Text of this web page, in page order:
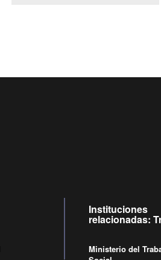
Instituciones
relacionadas:
Ministerio del